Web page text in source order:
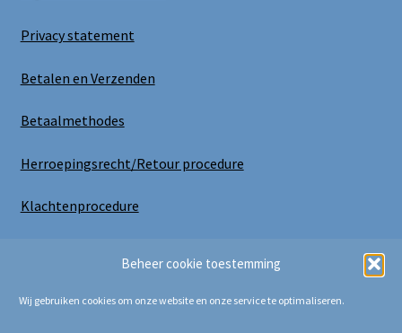
Beheer cookie toestemming
Wij gebruiken cookies om onze website en onze service te optimaliseren.
Privacy statement
Betalen en Verzenden
Betaalmethodes
Herroepingsrecht/Retour procedure
Klachtenprocedure